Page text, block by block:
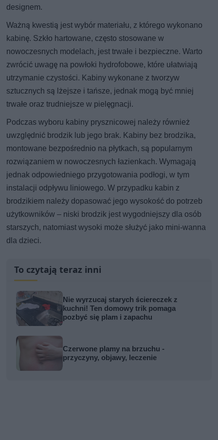
designem.
Ważną kwestią jest wybór materiału, z którego wykonano
kabinę. Szkło hartowane, często stosowane w
nowoczesnych modelach, jest trwałe i bezpieczne. Warto
zwrócić uwagę na powłoki hydrofobowe, które ułatwiają
utrzymanie czystości. Kabiny wykonane z tworzyw
sztucznych są lżejsze i tańsze, jednak mogą być mniej
trwałe oraz trudniejsze w pielęgnacji.
Podczas wyboru kabiny prysznicowej należy również
uwzględnić brodzik lub jego brak. Kabiny bez brodzika,
montowane bezpośrednio na płytkach, są popularnym
rozwiązaniem w nowoczesnych łazienkach. Wymagają
jednak odpowiedniego przygotowania podłogi, w tym
instalacji odpływu liniowego. W przypadku kabin z
brodzikiem należy dopasować jego wysokość do potrzeb
użytkowników – niski brodzik jest wygodniejszy dla osób
starszych, natomiast wysoki może służyć jako mini-wanna
dla dzieci.
To czytają teraz inni
Nie wyrzucaj starych ściereczek z
kuchni! Ten domowy trik pomaga
pozbyć się plam i zapachu
Czerwone plamy na brzuchu -
przyczyny, objawy, leczenie